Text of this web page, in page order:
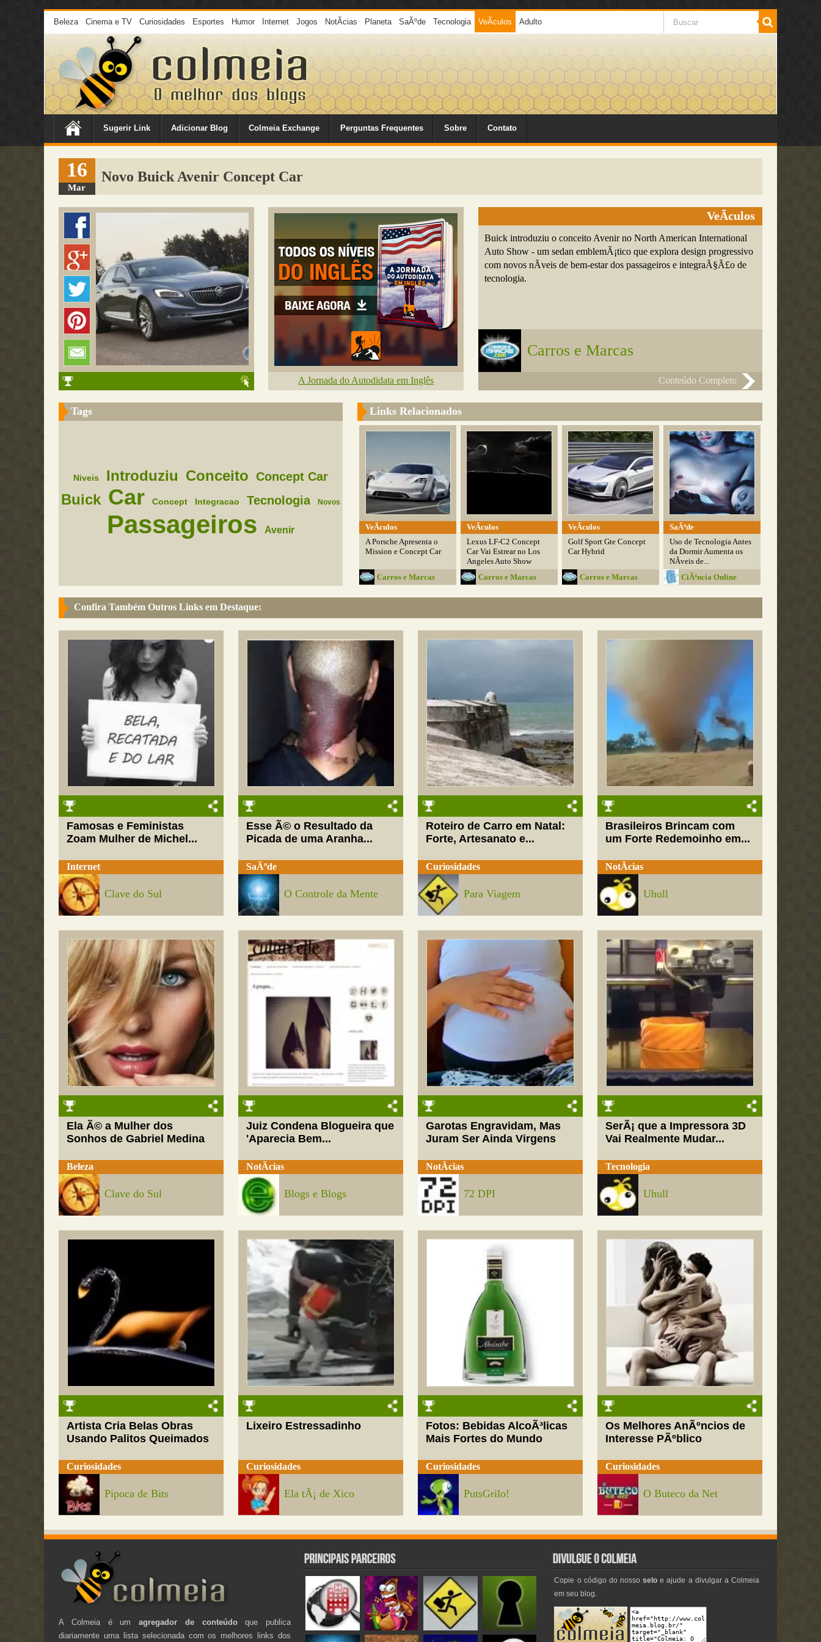
Beleza Cinema e TV Curiosidades Esportes Humor Internet Jogos NotÃ­cias Planeta SaÃºde Tecnologia VeÃ­culos Adulto
Sugerir Link Adicionar Blog Colmeia Exchange Perguntas Frequentes Sobre Contato
16
Mar
Novo Buick Avenir Concept Car
A Jornada do Autodidata em Inglês
VeÃ­culos
Buick introduziu o conceito Avenir no North American International
Auto Show - um sedan emblemÃ¡tico que explora design progressivo
com novos nÃ­veis de bem-estar dos passageiros e integraÃ§Ã£o de
tecnologia.
Carros e Marcas
Conteúdo Completo
Tags
Niveis Introduziu Conceito Concept Car
Buick Car Concept Integracao Tecnologia Novos
Passageiros Avenir
Links Relacionados
VeÃ­culos
A Porsche Apresenta o
Mission e Concept Car
Carros e Marcas
VeÃ­culos
Lexus LF-C2 Concept
Car Vai Estrear no Los
Angeles Auto Show
Carros e Marcas
VeÃ­culos
Golf Sport Gte Concept
Car Hybrid
Carros e Marcas
SaÃºde
Uso de Tecnologia Antes
da Dormir Aumenta os
NÃ­veis de...
CiÃªncia Online
Confira Também Outros Links em Destaque:
Famosas e Feministas
Zoam Mulher de Michel...
Internet
Clave do Sul
Esse Ã© o Resultado da
Picada de uma Aranha...
SaÃºde
O Controle da Mente
Roteiro de Carro em Natal:
Forte, Artesanato e...
Curiosidades
Para Viagem
Brasileiros Brincam com
um Forte Redemoinho em...
NotÃ­cias
Uhull
Ela Ã© a Mulher dos
Sonhos de Gabriel Medina
Beleza
Clave do Sul
Juiz Condena Blogueira que
'Aparecia Bem...
NotÃ­cias
Blogs e Blogs
Garotas Engravidam, Mas
Juram Ser Ainda Virgens
NotÃ­cias
72 DPI
SerÃ¡ que a Impressora 3D
Vai Realmente Mudar...
Tecnologia
Uhull
Artista Cria Belas Obras
Usando Palitos Queimados
Curiosidades
Pipoca de Bits
Lixeiro Estressadinho
Curiosidades
Ela tÃ¡ de Xico
Fotos: Bebidas AlcoÃ³licas
Mais Fortes do Mundo
Curiosidades
PutsGrilo!
Os Melhores AnÃºncios de
Interesse PÃºblico
Curiosidades
O Buteco da Net
A Colmeia é umagregador de conteúdoque publica
diariamente uma lista selecionada com os melhores links dos
Copie o código do nossoselo e ajude a divulgar a Colmeia
em seu blog.